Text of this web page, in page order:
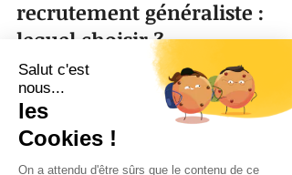
Cabinet de recrutement
spécialisé RH VS cabinet de
recrutement généraliste :
lequel choisir ?
Il est courant que les entreprises passent